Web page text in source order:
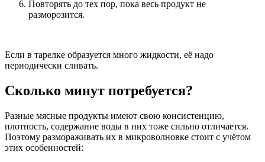
Повторять до тех пор, пока весь продукт не
разморозится.
Если в тарелке образуется много жидкости, её надо
периодически сливать.
Сколько минут потребуется?
Разные мясные продукты имеют свою консистенцию,
плотность, содержание воды в них тоже сильно отличается.
Поэтому размораживать их в микроволновке стоит с учётом
этих особенностей: